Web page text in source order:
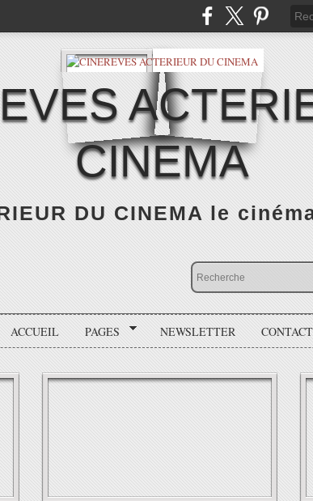
CINEMA
DU CINEMA le
ACCUEIL PAGES NEWSLETTER CONTACT